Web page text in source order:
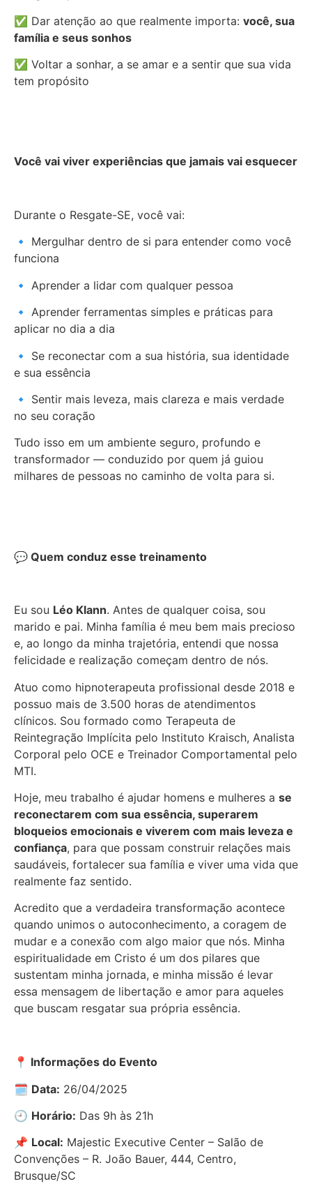
✅ Dar atenção ao que realmente importa: você, sua
família e seus sonhos
✅ Voltar a sonhar, a se amar e a sentir que sua vida
tem propósito
Você vai viver experiências que jamais vai esquecer
Durante o Resgate-SE, você vai:
🔹 Mergulhar dentro de si para entender como você
funciona
🔹 Aprender a lidar com qualquer pessoa
🔹 Aprender ferramentas simples e práticas para
aplicar no dia a dia
🔹 Se reconectar com a sua história, sua identidade
e sua essência
🔹 Sentir mais leveza, mais clareza e mais verdade
no seu coração
Tudo isso em um ambiente seguro, profundo e
transformador — conduzido por quem já guiou
milhares de pessoas no caminho de volta para si.
💬 Quem conduz esse treinamento
Eu sou Léo Klann. Antes de qualquer coisa, sou
marido e pai. Minha família é meu bem mais precioso
e, ao longo da minha trajetória, entendi que nossa
felicidade e realização começam dentro de nós.
Atuo como hipnoterapeuta profissional desde 2018 e
possuo mais de 3.500 horas de atendimentos
clínicos. Sou formado como Terapeuta de
Reintegração Implícita pelo Instituto Kraisch, Analista
Corporal pelo OCE e Treinador Comportamental pelo
MTI.
Hoje, meu trabalho é ajudar homens e mulheres a se
reconectarem com sua essência, superarem
bloqueios emocionais e viverem com mais leveza e
confiança, para que possam construir relações mais
saudáveis, fortalecer sua família e viver uma vida que
realmente faz sentido.
Acredito que a verdadeira transformação acontece
quando unimos o autoconhecimento, a coragem de
mudar e a conexão com algo maior que nós. Minha
espiritualidade em Cristo é um dos pilares que
sustentam minha jornada, e minha missão é levar
essa mensagem de libertação e amor para aqueles
que buscam resgatar sua própria essência.
📍 Informações do Evento
🗓 Data: 26/04/2025
🕘 Horário: Das 9h às 21h
📌 Local: Majestic Executive Center – Salão de
Convenções – R. João Bauer, 444, Centro,
Brusque/SC